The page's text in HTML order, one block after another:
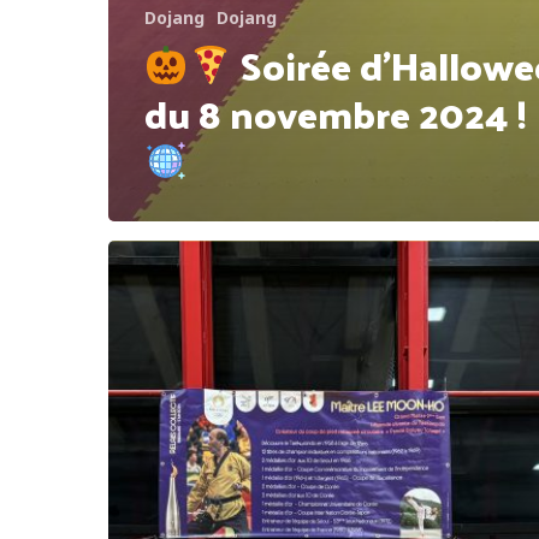
Dojang Dojang
Soirée
du 8 novembre 2024 !